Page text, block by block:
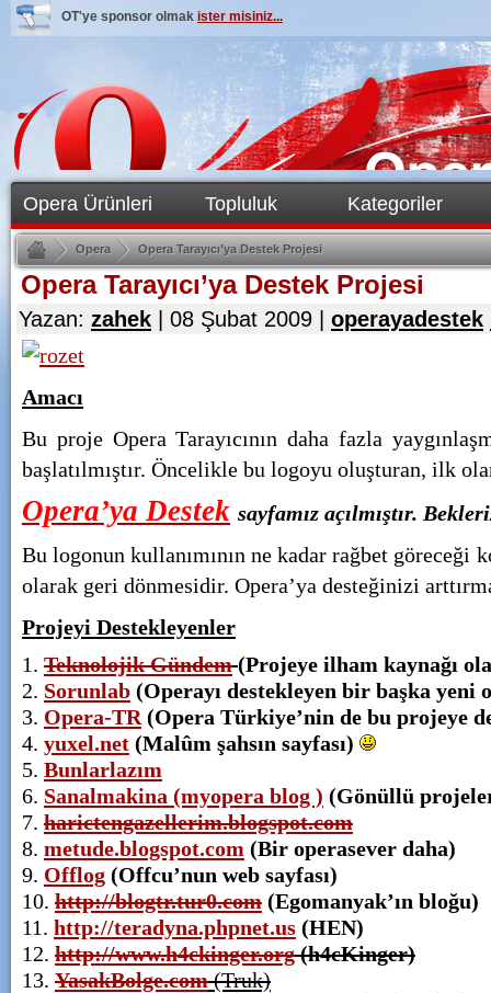
OT'ye sponsor olmak ister misiniz...
Opera Ürünleri Topluluk Kategoriler
Opera Opera Tarayıcı’ya Destek Projesi
Opera Tarayıcı’ya Destek Projesi
Yazan: zahek 08 Şubat 2009 operayadestek
Amacı
Bu proje Opera Tarayıcının daha fazla
başlatılmıştır. Öncelikle bu logoyu oluşturan, ilk
Opera’ya Destek sayfamız açılmıştır.
Bu logonun kullanımının ne kadar rağbet göreceği
olarak geri dönmesidir. Opera’ya desteğinizi
Projeyi Destekleyenler
Teknolojik Gündem (Projeye ilham kaynağı
Sorunlab (Operayı destekleyen bir başka yeni
Opera-TR (Opera Türkiye’nin de bu projeye
yuxel.net (Malûm şahsın sayfası)
Bunlarlazım
Sanalmakina (myopera blog ) (Gönüllü
harictengazellerim.blogspot.com
metude.blogspot.com (Bir operasever daha)
Offlog (Offcu’nun web sayfası)
http://blogtr.tur0.com (Egomanyak’ın bloğu)
http://teradyna.phpnet.us (HEN)
http://www.h4ckinger.org(h4cKinger)
YasakBolge.com (Truk)